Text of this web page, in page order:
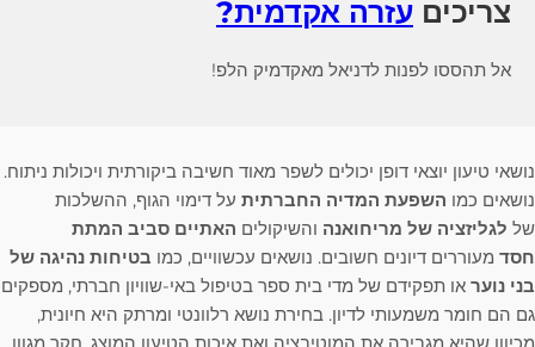
צריכים עזרה אקדמית?
אל תהססו לפנות לדניאל מאקדמיק הלפ!
נושאי טיעון יוצאי דופן יכולים לשפר מאוד חשיבה ביקורתית ויכולות ניתוח.
נושאים כמו השפעת המדיה החברתית על דימוי הגוף, ההשלכות
של לגליזציה של מריחואנה והשיקולים האתיים סביב המתת
חסד מעוררים דיונים חשובים. נושאים עכשוויים, כמו בטיחות נהיגה של
בני נוער או תפקידם של מדי בית ספר בטיפול באי-שוויון חברתי, מספקים
גם הם חומר משמעותי לדיון. בחירת נושא רלוונטי ומרתק היא חיונית,